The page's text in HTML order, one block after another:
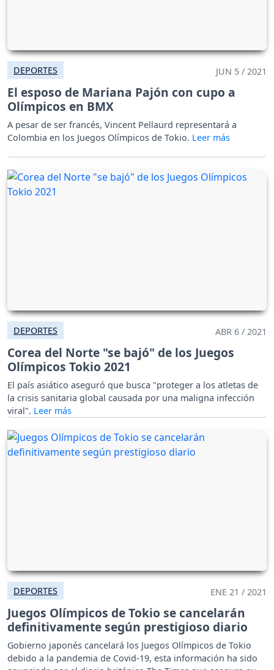
DEPORTES JUN 5 / 2021
El esposo de Mariana Pajón con cupo a
Olímpicos en BMX
A pesar de ser francés, Vincent Pellaurd representará a
Colombia en los Juegos Olímpicos de Tokio.
DEPORTES ABR 6 / 2021
Corea del Norte "se bajó" de los Juegos
Olímpicos Tokio 2021
El país asiático aseguró que busca "proteger a los atletas de
la crisis sanitaria global causada por una maligna infección
viral".
DEPORTES ENE 21 / 2021
Juegos Olímpicos de Tokio se cancelarán
definitivamente según prestigioso diario
Gobierno japonés cancelará los Juegos Olímpicos de Tokio
debido a la pandemia de Covid-19, esta información ha sido